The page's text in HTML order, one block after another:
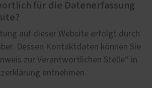
für die Datenerfassung
auf dieser Website erfolgt durch
Dessen Kontaktdaten können Sie
zur Verantwortlichen Stelle“ in
entnehmen.